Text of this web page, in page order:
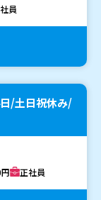
員
/土日祝休み/
正社員